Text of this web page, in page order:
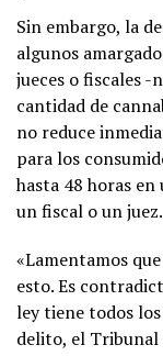
Sin embargo, la
algunos
jueces o fiscales
cantidad de
no reduce
para los
hasta 48 horas en
un fiscal o un juez.
«Lamentamos
esto. Es
ley tiene todos
delito, el